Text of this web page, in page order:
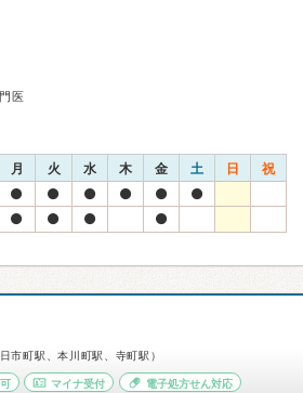
医
月 火 水 木 金 土 日 祝
市町駅、本川町駅、寺町駅）
マイナ受付 電子処方せん対応